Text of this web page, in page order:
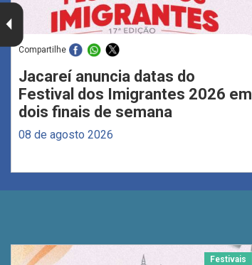
Compartilhe
Jacareí anuncia datas do
Festival dos Imigrantes 2026 em
dois finais de semana
08 de agosto 2026
Festivais